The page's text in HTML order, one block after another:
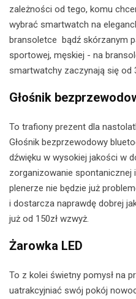
zależności od tego, komu
wybrać smartwatch na
bransoletce bądź skórzanym
sportowej, męskiej - na
smartwatchy zaczynają się od
Głośnik
To trafiony prezent dla
Głośnik bezprzewodowy
dźwięku w wysokiej jakości w
zorganizowanie spontanicznej
plenerze nie będzie już
i dostarcza naprawdę dobrej
już od 150zł wzwyż.
Żarowka LED
To z kolei świetny pomysł na
uatrakcyjniać swój pokój